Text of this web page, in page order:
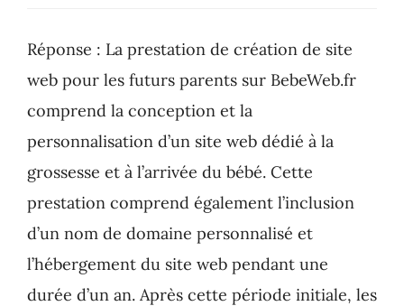
Réponse : La prestation de création de site
web pour les futurs parents sur BebeWeb.fr
comprend la conception et la
personnalisation d’un site web dédié à la
grossesse et à l’arrivée du bébé. Cette
prestation comprend également l’inclusion
d’un nom de domaine personnalisé et
l’hébergement du site web pendant une
durée d’un an. Après cette période initiale, les